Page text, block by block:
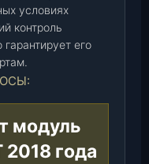
условиях
контроль
его
модуль
2018 года